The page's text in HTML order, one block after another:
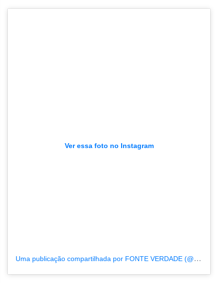
Ver essa foto no Instagram
Uma publicação compartilhada por FONTE VERDADE (@fonteverdade)